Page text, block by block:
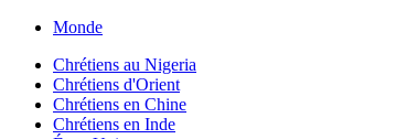
Monde
Chrétiens au Nigeria
Chrétiens d'Orient
Chrétiens en Chine
Chrétiens en Inde